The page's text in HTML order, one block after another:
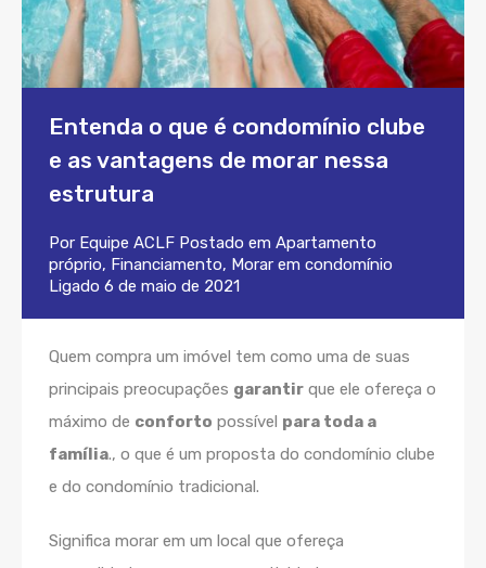
Entenda o que é condomínio clube
e as vantagens de morar nessa
estrutura
Por Equipe ACLF Postado em Apartamento
próprio, Financiamento, Morar em condomínio
Ligado 6 de maio de 2021
Quem compra um imóvel tem como uma de suas
principais preocupações garantir que ele ofereça o
máximo de conforto possível para toda a
família., o que é um proposta do condomínio clube
e do condomínio tradicional.
Significa morar em um local que ofereça